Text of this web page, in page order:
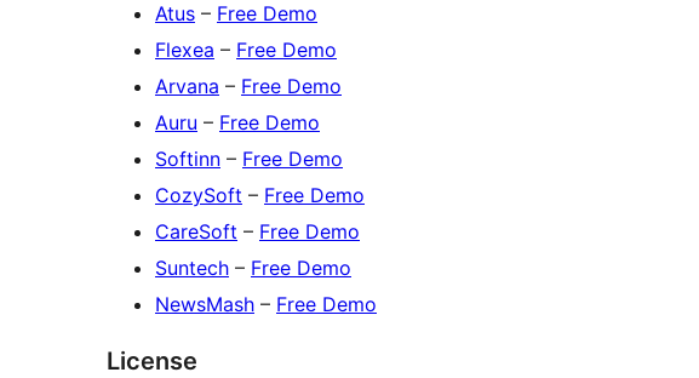
Atus – Free Demo
Flexea – Free Demo
Arvana – Free Demo
Auru – Free Demo
Softinn – Free Demo
CozySoft – Free Demo
CareSoft – Free Demo
Suntech – Free Demo
NewsMash – Free Demo
License